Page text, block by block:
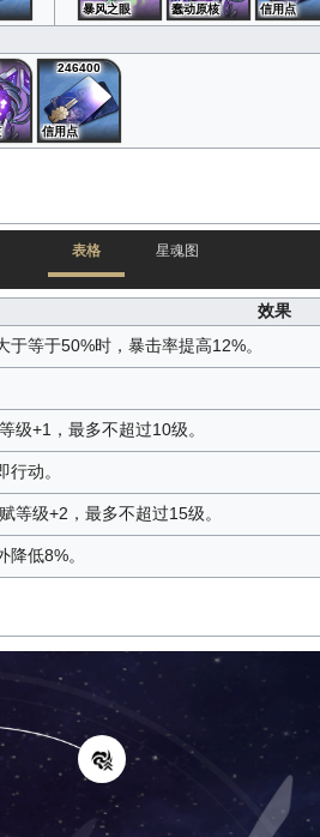
暴风之眼 蠢动原核 信用点
246400
信用点
表格 星魂图
效果
等于50%时，暴击率提高12%。
级+1，最多不超过10级。
动。
等级+2，最多不超过15级。
低8%。